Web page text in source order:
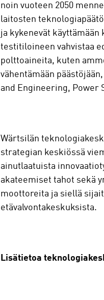
noin vuoteen 2050
laitosten
ja kykenevät
testitiloineen vahvistaa
polttoaineita, kuten
vähentämään
and Engineering, Power
Wärtsilän
strategian keskiössä
ainutlaatuista
akateemiset tahot sekä
moottoreita ja siellä
etävalvontakeskuksista.
Lisätietoa